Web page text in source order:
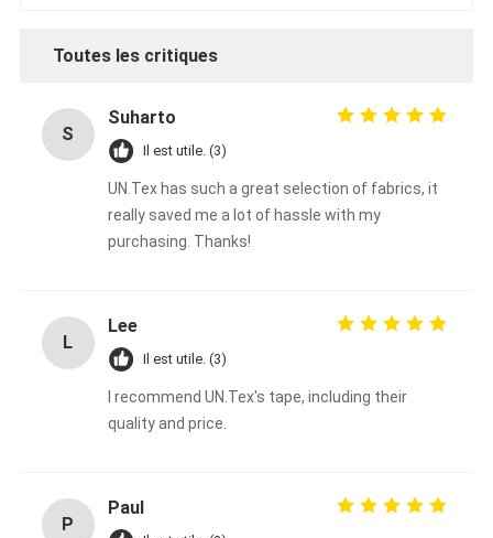
Toutes les critiques
S
Suharto
Il est utile. (3)
UN.Tex has such a great selection of fabrics, it
really saved me a lot of hassle with my
purchasing. Thanks!
L
Lee
Il est utile. (3)
I recommend UN.Tex's tape, including their
quality and price.
P
Paul